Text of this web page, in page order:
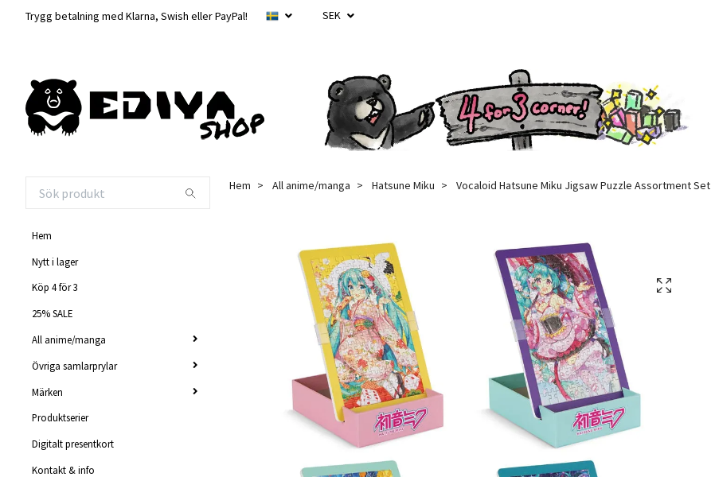
Trygg betalning med Klarna, Swish eller PayPal! SEK
Hem
Nytt i lager
Köp 4 för 3
25% SALE
All anime/manga
Övriga samlarprylar
Märken
Produktserier
Digitalt presentkort
Kontakt & info
Hem All anime/manga Hatsune Miku Vocaloid Hatsune Miku Jigsaw Puzzle Assortment Set